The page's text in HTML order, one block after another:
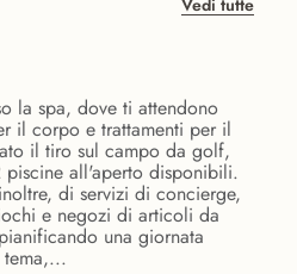
Vedi tutte
la spa, dove ti attendono
il corpo e trattamenti per il
il tiro sul campo da golf,
all'aperto disponibili.
di servizi di concierge,
e negozi di articoli da
una giornata